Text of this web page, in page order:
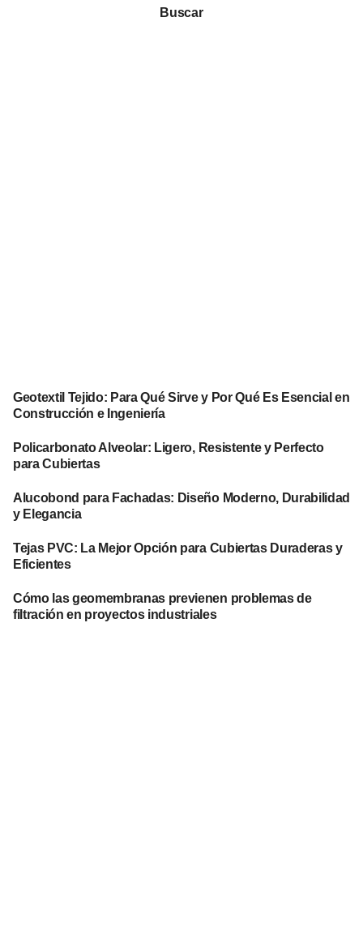
Buscar
Geotextil Tejido: Para Qué Sirve y Por Qué Es Esencial en
Construcción e Ingeniería
Policarbonato Alveolar: Ligero, Resistente y Perfecto
para Cubiertas
Alucobond para Fachadas: Diseño Moderno, Durabilidad
y Elegancia
Tejas PVC: La Mejor Opción para Cubiertas Duraderas y
Eficientes
Cómo las geomembranas previenen problemas de
filtración en proyectos industriales